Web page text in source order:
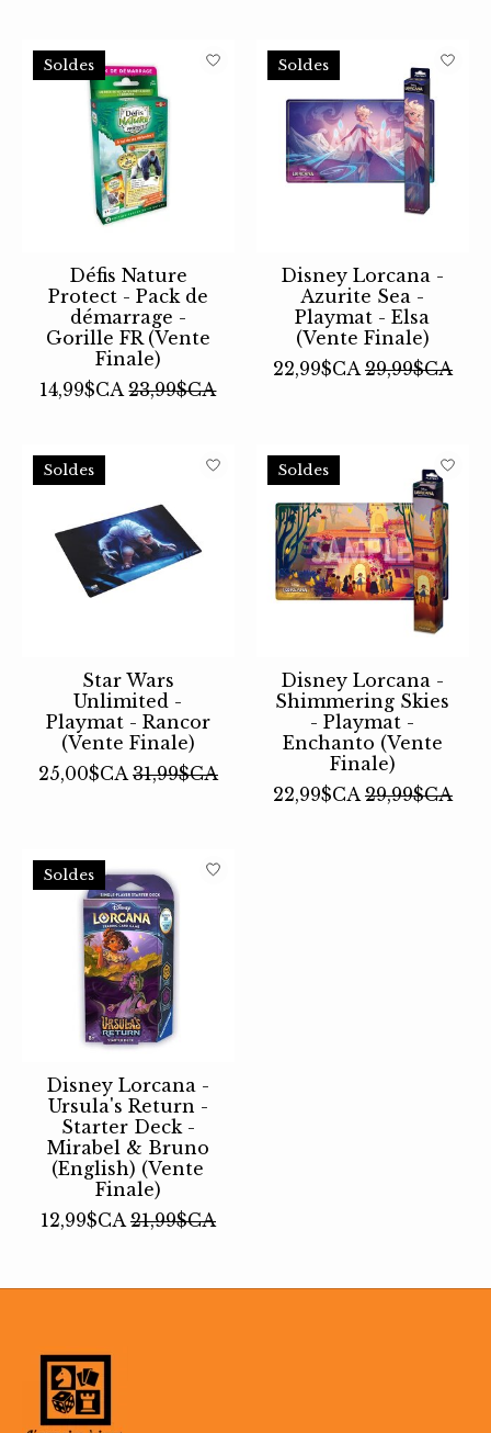
Soldes
Défis Nature
Protect - Pack de
démarrage -
Gorille FR (Vente
Finale)
14,99$CA 23,99$CA
Soldes
Disney Lorcana -
Azurite Sea -
Playmat - Elsa
(Vente Finale)
22,99$CA 29,99$CA
Soldes
Star Wars
Unlimited -
Playmat - Rancor
(Vente Finale)
25,00$CA 31,99$CA
Soldes
Disney Lorcana -
Shimmering Skies
- Playmat -
Enchanto (Vente
Finale)
22,99$CA 29,99$CA
Soldes
Disney Lorcana -
Ursula's Return -
Starter Deck -
Mirabel & Bruno
(English) (Vente
Finale)
12,99$CA 21,99$CA